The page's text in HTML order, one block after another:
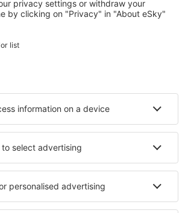
Ubytování v Miláně
San Paolo Ubytování in L'Aquila
- města
Ubytování in Kluki